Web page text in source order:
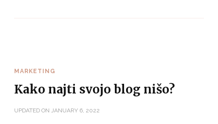
MARKETING
Kako najti svojo blog nišo?
UPDATED ON JANUARY 6, 2022